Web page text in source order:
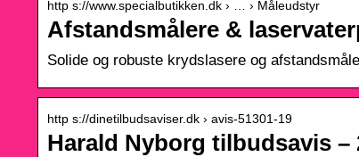
http s://www.specialbutikken.dk › … › Måleudstyr
Afstandsmålere &
Solide og robuste krydslasere og
http s://dinetilbudsaviser.dk › avis-51301-19
Harald Nyborg tilbudsavis –